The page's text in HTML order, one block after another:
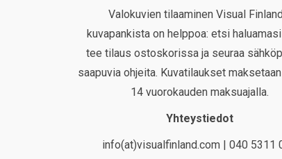
Valokuvien tilaaminen Visual
kuvapankista on helppoa: etsi
tee tilaus ostoskorissa ja seuraa
saapuvia ohjeita. Kuvatilaukset
14 vuorokauden maksuajalla.
Yhteystiedot
info(at)visualfinland.com | 040 5311